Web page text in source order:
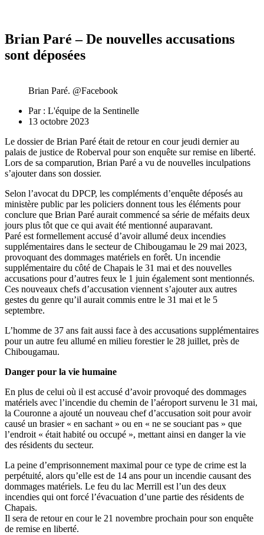
Brian Paré – De nouvelles accusations
sont déposées
Brian Paré. @Facebook
Par : L'équipe de la Sentinelle
13 octobre 2023
Le dossier de Brian Paré était de retour en cour jeudi dernier au
palais de justice de Roberval pour son enquête sur remise en liberté.
Lors de sa comparution, Brian Paré a vu de nouvelles inculpations
s’ajouter dans son dossier.
Selon l’avocat du DPCP, les compléments d’enquête déposés au
ministère public par les policiers donnent tous les éléments pour
conclure que Brian Paré aurait commencé sa série de méfaits deux
jours plus tôt que ce qui avait été mentionné auparavant.
Paré est formellement accusé d’avoir allumé deux incendies
supplémentaires dans le secteur de Chibougamau le 29 mai 2023,
provoquant des dommages matériels en forêt. Un incendie
supplémentaire du côté de Chapais le 31 mai et des nouvelles
accusations pour d’autres feux le 1 juin également sont mentionnés.
Ces nouveaux chefs d’accusation viennent s’ajouter aux autres
gestes du genre qu’il aurait commis entre le 31 mai et le 5
septembre.
L’homme de 37 ans fait aussi face à des accusations supplémentaires
pour un autre feu allumé en milieu forestier le 28 juillet, près de
Chibougamau.
Danger pour la vie humaine
En plus de celui où il est accusé d’avoir provoqué des dommages
matériels avec l’incendie du chemin de l’aéroport survenu le 31 mai,
la Couronne a ajouté un nouveau chef d’accusation soit pour avoir
causé un brasier « en sachant » ou en « ne se souciant pas » que
l’endroit « était habité ou occupé », mettant ainsi en danger la vie
des résidents du secteur.
La peine d’emprisonnement maximal pour ce type de crime est la
perpétuité, alors qu’elle est de 14 ans pour un incendie causant des
dommages matériels. Le feu du lac Merrill est l’un des deux
incendies qui ont forcé l’évacuation d’une partie des résidents de
Chapais.
Il sera de retour en cour le 21 novembre prochain pour son enquête
de remise en liberté.